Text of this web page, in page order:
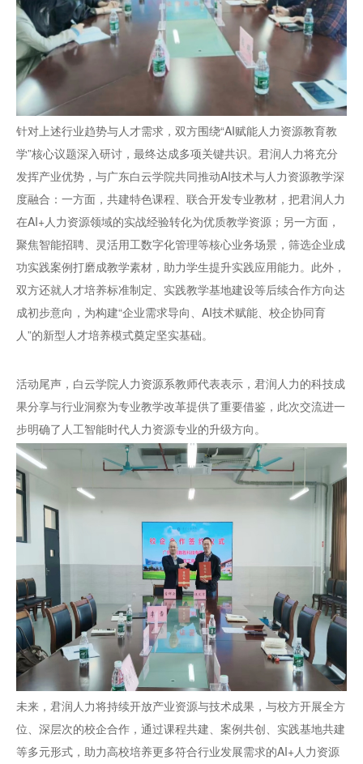
针对上述行业趋势与人才需求，双方围绕“AI赋能人力资源教育教
学”核心议题深入研讨，最终达成多项关键共识。君润人力将充分
发挥产业优势，与广东白云学院共同推动AI技术与人力资源教学深
度融合：一方面，共建特色课程、联合开发专业教材，把君润人力
在AI+人力资源领域的实战经验转化为优质教学资源；另一方面，
聚焦智能招聘、灵活用工数字化管理等核心业务场景，筛选企业成
功实践案例打磨成教学素材，助力学生提升实践应用能力。此外，
双方还就人才培养标准制定、实践教学基地建设等后续合作方向达
成初步意向，为构建“企业需求导向、AI技术赋能、校企协同育
人”的新型人才培养模式奠定坚实基础。
活动尾声，白云学院人力资源系教师代表表示，君润人力的科技成
果分享与行业洞察为专业教学改革提供了重要借鉴，此次交流进一
步明确了人工智能时代人力资源专业的升级方向。
未来，君润人力将持续开放产业资源与技术成果，与校方开展全方
位、深层次的校企合作，通过课程共建、案例共创、实践基地共建
等多元形式，助力高校培养更多符合行业发展需求的AI+人力资源